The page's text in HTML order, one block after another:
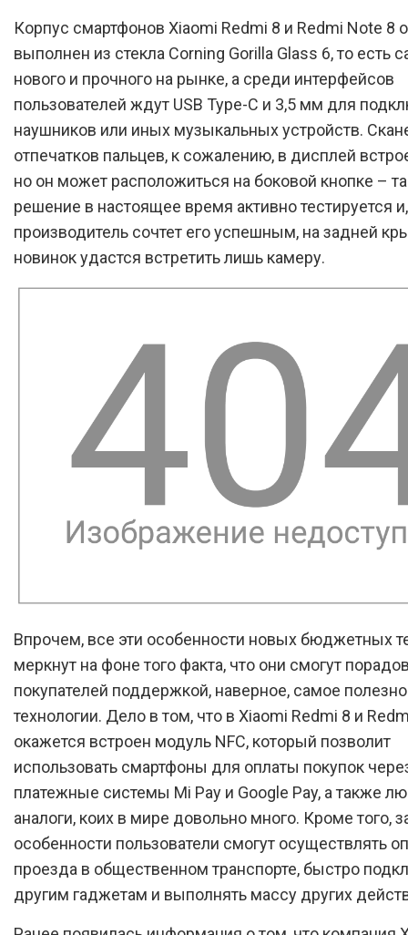
Корпус смартфонов Xiaomi Redmi 8 и Redmi Note 8
выполнен из стекла Corning Gorilla Glass 6, то есть
нового и прочного на рынке, а среди интерфейсов
пользователей ждут USB Type-C и 3,5 мм для
наушников или иных музыкальных устройств.
отпечатков пальцев, к сожалению, в дисплей
но он может расположиться на боковой кнопке –
решение в настоящее время активно тестируется
производитель сочтет его успешным, на задней
новинок удастся встретить лишь камеру.
Впрочем, все эти особенности новых бюджетных
меркнут на фоне того факта, что они смогут
покупателей поддержкой, наверное, самое
технологии. Дело в том, что в Xiaomi Redmi 8 и
окажется встроен модуль NFC, который позволит
использовать смартфоны для оплаты покупок
платежные системы Mi Pay и Google Pay, а также
аналоги, коих в мире довольно много. Кроме того,
особенности пользователи смогут осуществлять
проезда в общественном транспорте, быстро
другим гаджетам и выполнять массу других